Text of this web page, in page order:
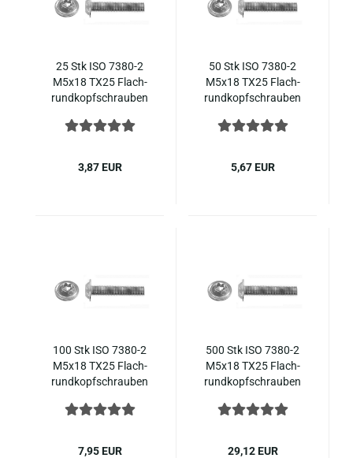
25 Stk ISO 7380-​2
M5x18 TX25 Flach­
rund­kopf­schrau­ben
Flansch, Voll­ge­win­de,
3,87 EUR
50 Stk ISO 7380-​2
M5x18 TX25 Flach­
rund­kopf­schrau­ben
Flansch, Voll­ge­win­de,
5,67 EUR
100 Stk ISO 7380-​2
M5x18 TX25 Flach­
rund­kopf­schrau­ben
Flansch, Voll­ge­win­de,
7,95 EUR
500 Stk ISO 7380-​2
M5x18 TX25 Flach­
rund­kopf­schrau­ben
Flansch, Voll­ge­win­de,
29,12 EUR